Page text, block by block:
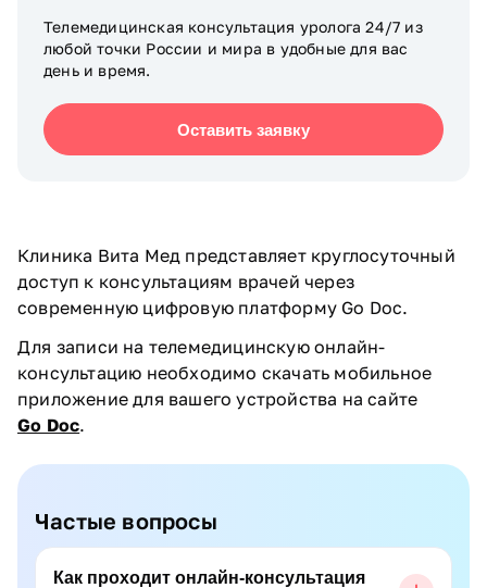
Телемедицинская консультация уролога 24/7 из
любой точки России и мира в удобные для вас
день и время.
Оставить заявку
Клиника Вита Мед представляет круглосуточный
доступ к консультациям врачей через
современную цифровую платформу Go Doc.
Для записи на телемедицинскую онлайн-
консультацию необходимо скачать мобильное
приложение для вашего устройства на сайте
Go Doc.
Частые вопросы
Как проходит онлайн-консультация